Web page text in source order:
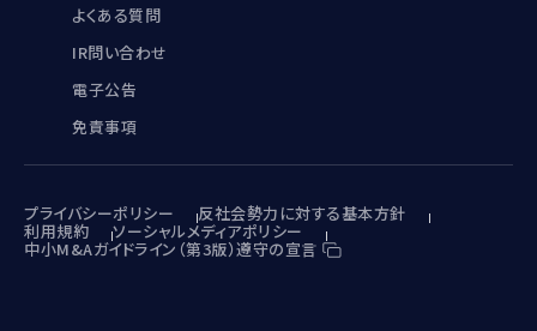
プライバシーポリシー 反社会勢力に対する基本方針
利用規約 ソーシャルメディアポリシー
中小M&Aガイドライン（第3版）遵守の宣言
よくある質問
IR問い合わせ
電子公告
免責事項